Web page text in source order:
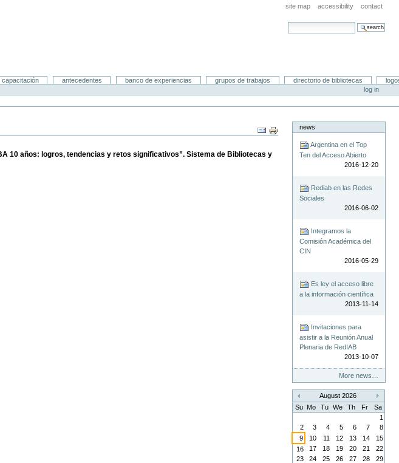
site map accessibility contact
search site
capacitación antecedentes banco de experiencias grupos de trabajos directorio de bibliotecas
log in
Document
Actions
10 años: logros, tendencias y retos significativos”. Sistema de Bibliotecas y
news
Argentina en el Top
Ten del Acceso Abierto
2016-12-20
Rediab en las Redes
Sociales
2016-06-02
Integramos la
Comisión Académica del
CIN
2016-05-29
Es ley el acceso libre
a la información científica
2013-11-14
Invitaciones para
asistir a la Reunión Anual
Plenaria de RedIAB
2013-10-07
More news…
«
August 2026
»
Su Mo Tu We Th Fr
Sa
1
2
3 4 5 6 7
8
9
10 11 12 13 14
15
16
17 18 19 20 21
22
23
24 25 26 27 28
29